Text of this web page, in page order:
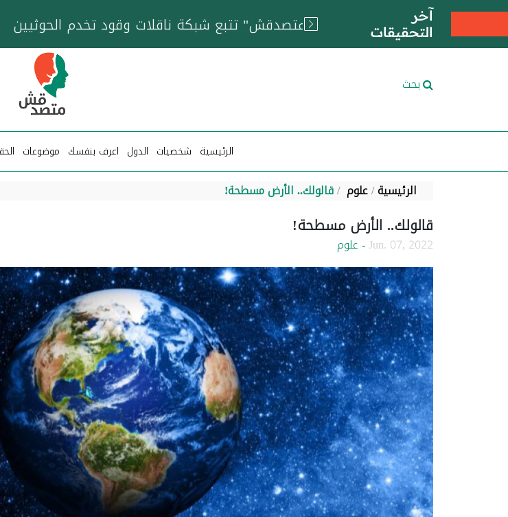
آخر
التحقيقات
خزان عائم.. "متصدقش" تتبع
بحث
الرئيسية شخصيات الدول اعرف بنفسك موضوعات
الرئيسية علوم قالولك.. الأرض مسطحة!
قالولك.. الأرض مسطحة!
Jun. 07, 2022- علوم